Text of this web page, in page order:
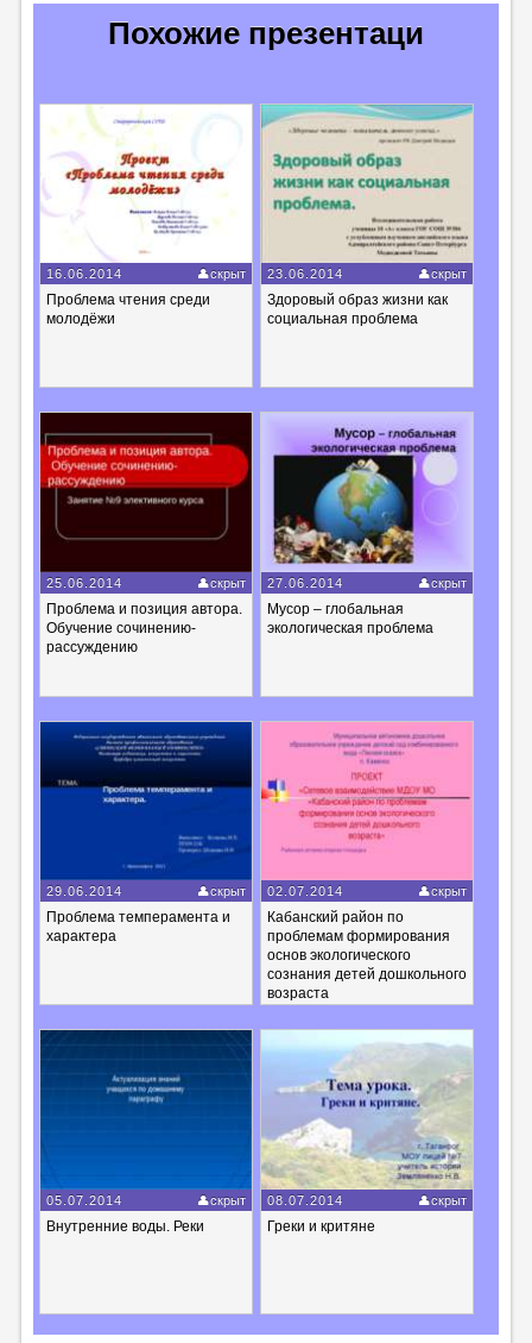
Похожие презентаци
16.06.2014 скрыт
Проблема чтения среди
молодёжи
23.06.2014 скрыт
Здоровый образ жизни как
социальная проблема
25.06.2014 скрыт
Проблема и позиция автора.
Обучение сочинению-
рассуждению
27.06.2014 скрыт
Мусор – глобальная
экологическая проблема
29.06.2014 скрыт
Проблема темперамента и
характера
02.07.2014 скрыт
Кабанский район по
проблемам формирования
основ экологического
сознания детей дошкольного
возраста
05.07.2014 скрыт
Внутренние воды. Реки
08.07.2014 скрыт
Греки и критяне